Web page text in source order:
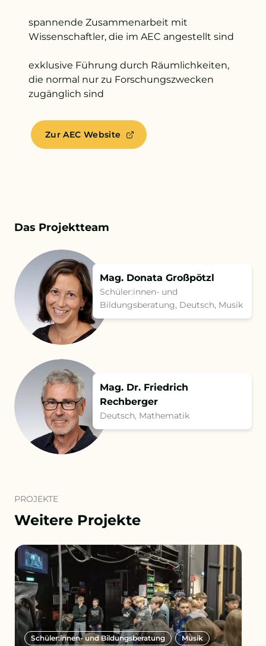
spannende Zusammenarbeit mit
Wissenschaftler, die im AEC angestellt sind
exklusive Führung durch Räumlichkeiten,
die normal nur zu Forschungszwecken
zugänglich sind
Zur AEC Website
Das Projektteam
Mag. Donata Großpötzl
Schüler:innen- und
Bildungsberatung, Deutsch, Musik
Mag. Dr. Friedrich
Rechberger
Deutsch, Mathematik
PROJEKTE
Weitere Projekte
Schüler:innen- und Bildungsberatung Musik